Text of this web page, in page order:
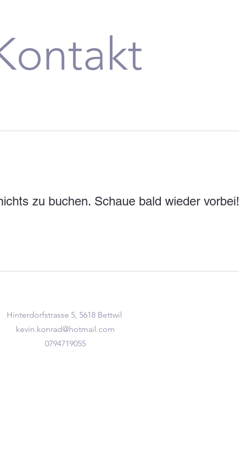
zu buchen. Schaue bald wieder vorbei!
Hinterdorfstrasse 5, 5618 Bettwil
kevin.konrad@hotmail.com
0794719055